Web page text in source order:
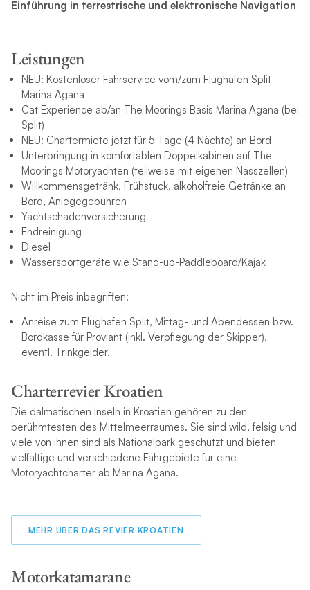
Einführung in terrestrische und elektronische Navigation
Leistungen
NEU: Kostenloser Fahrservice vom/zum Flughafen Split –
Marina Agana
Cat Experience ab/an The Moorings Basis Marina Agana (bei
Split)
NEU: Chartermiete jetzt für 5 Tage (4 Nächte) an Bord
Unterbringung in komfortablen Doppelkabinen auf The
Moorings Motoryachten (teilweise mit eigenen Nasszellen)
Willkommensgetränk, Frühstück, alkoholfreie Getränke an
Bord, Anlegegebühren
Yachtschadenversicherung
Endreinigung
Diesel
Wassersportgeräte wie Stand-up-Paddleboard/Kajak
Nicht im Preis inbegriffen:
Anreise zum Flughafen Split, Mittag- und Abendessen bzw.
Bordkasse für Proviant (inkl. Verpflegung der Skipper),
eventl. Trinkgelder.
Charterrevier Kroatien
Die dalmatischen Inseln in Kroatien gehören zu den
berühmtesten des Mittelmeerraumes. Sie sind wild, felsig und
viele von ihnen sind als Nationalpark geschützt und bieten
vielfältige und verschiedene Fahrgebiete für eine
Motoryachtcharter ab Marina Agana.
MEHR ÜBER DAS REVIER KROATIEN
Motorkatamarane